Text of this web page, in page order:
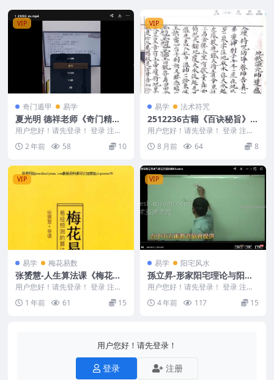
VIP
奇门遁甲 易学
夏光明 德祥老师《奇门精准
测事一点通》
用户您好！请先登录！ 登录 注册
夏光明 德祥老师《奇门精准测事
一点通》 241...
2 年前 58 10
VIP
易学 法术符咒
2512236古籍《百诀秘旨》符
秘掌诀秘旨53筒子页Y
用户您好！请先登录！ 登录 注册
古籍《百诀秘旨》符秘掌诀秘旨53
筒子页Y 25...
8 月前 64 8
VIP
易学 梅花易数
张赟慧-人生算法课《梅花易
数导读》易经预测的算法与心
法276p
用户您好！请先登录！ 登录 注册
张赟慧-人生算法课《梅花易数导
读》易经预测的算...
1 年前 61 15
VIP
易学 阳宅风水
孫立昇-形家阳宅理论与阳宅
实战讲座视频+讲义
用户您好！请先登录！ 登录 注册
孫立昇-形家阳宅理论与阳宅实战
讲座. M230...
4 年前 117 15
用户您好！请先登录！
登录 注册